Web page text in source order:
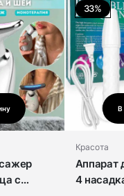
с
33%
В
Красота
Аппарат
4